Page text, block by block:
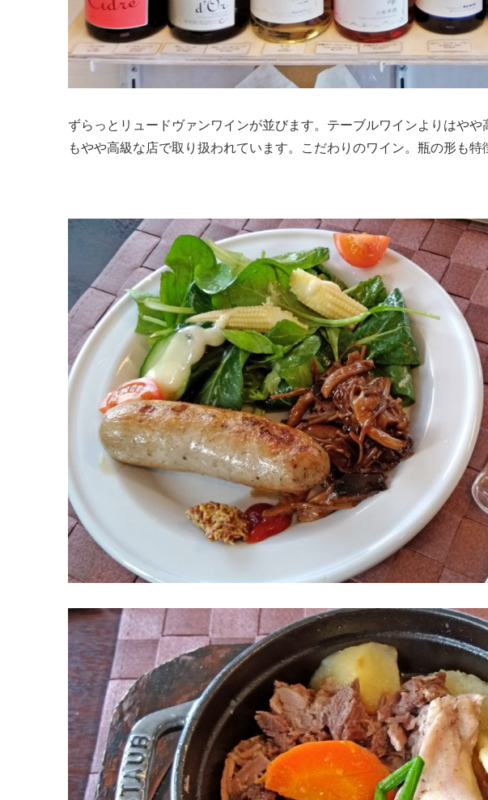
ずらっとリュードヴァンワインが並びます。テーブルワインよりはや
もやや高級な店で取り扱われています。こだわりのワイン。瓶の形も特